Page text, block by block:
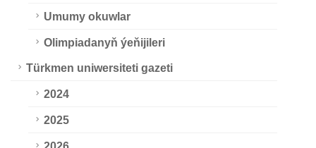
Umumy okuwlar
Olimpiadanyň ýeňijileri
Türkmen uniwersiteti gazeti
2024
2025